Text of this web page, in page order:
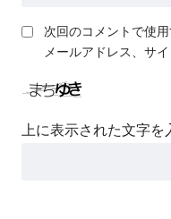
次回のコメントで使
メールアドレス、サイ
上に表示された文字を